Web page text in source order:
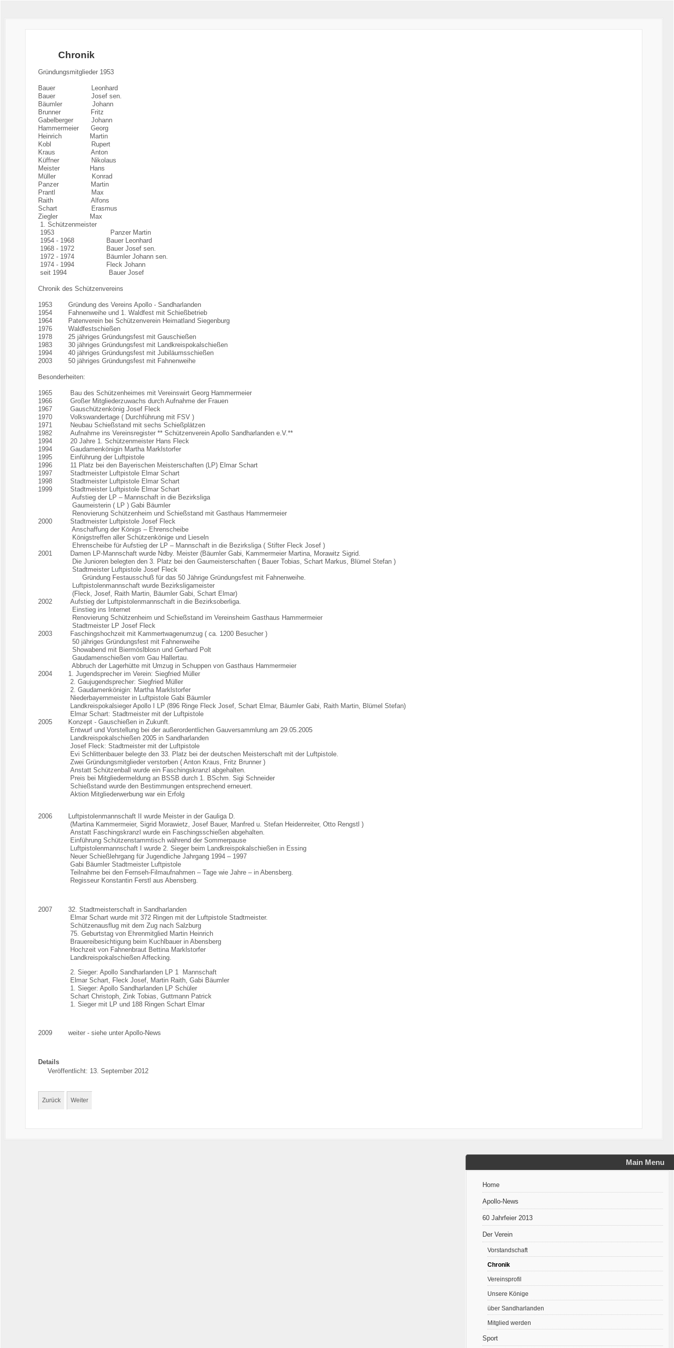
Chronik
Gründungsmitglieder 1953
Bauer Leonhard
Bauer Josef sen.
Bäumler Johann
Brunner Fritz
Gabelberger Johann
Hammermeier Georg
Heinrich Martin
Kobl Rupert
Kraus Anton
Küffner Nikolaus
Meister Hans
Müller Konrad
Panzer Martin
Prantl Max
Raith Alfons
Schart Erasmus
Ziegler Max
1. Schützenmeister
1953 Panzer Martin
1954 - 1968 Bauer Leonhard
1968 - 1972 Bauer Josef sen.
1972 - 1974 Bäumler Johann sen.
1974 - 1994 Fleck Johann
seit 1994 Bauer Josef
Chronik des Schützenvereins
1953 Gründung des Vereins Apollo - Sandharlanden
1954 Fahnenweihe und 1. Waldfest mit Schießbetrieb
1964 Patenverein bei Schützenverein Heimatland Siegenburg
1976 Waldfestschießen
1978 25 jähriges Gründungsfest mit Gauschießen
1983 30 jähriges Gründungsfest mit Landkreispokalschießen
1994 40 jähriges Gründungsfest mit Jubiläumsschießen
2003 50 jähriges Gründungsfest mit Fahnenweihe
Besonderheiten:
1965 Bau des Schützenheimes mit Vereinswirt Georg Hammermeier
1966 Großer Mitgliederzuwachs durch Aufnahme der Frauen
1967 Gauschützenkönig Josef Fleck
1970 Volkswandertage ( Durchführung mit FSV )
1971 Neubau Schießstand mit sechs Schießplätzen
1982 Aufnahme ins Vereinsregister ** Schützenverein Apollo Sandharlanden e.V.**
1994 20 Jahre 1. Schützenmeister Hans Fleck
1994 Gaudamenkönigin Martha Marklstorfer
1995 Einführung der Luftpistole
1996 11 Platz bei den Bayerischen Meisterschaften (LP) Elmar Schart
1997 Stadtmeister Luftpistole Elmar Schart
1998 Stadtmeister Luftpistole Elmar Schart
1999 Stadtmeister Luftpistole Elmar Schart
Aufstieg der LP – Mannschaft in die Bezirksliga
Gaumeisterin ( LP ) Gabi Bäumler
Renovierung Schützenheim und Schießstand mit Gasthaus Hammermeier
2000 Stadtmeister Luftpistole Josef Fleck
Anschaffung der Königs – Ehrenscheibe
Königstreffen aller Schützenkönige und Lieseln
Ehrenscheibe für Aufstieg der LP – Mannschaft in die Bezirksliga ( Stifter Fleck Josef )
2001 Damen LP-Mannschaft wurde Ndby. Meister (Bäumler Gabi, Kammermeier Martina, Morawitz Sigrid.
Die Junioren belegten den 3. Platz bei den Gaumeisterschaften ( Bauer Tobias, Schart Markus, Blümel Stefan )
Stadtmeister Luftpistole Josef Fleck
Gründung Festausschuß für das 50 Jährige Gründungsfest mit Fahnenweihe.
Luftpistolenmannschaft wurde Bezirksligameister
(Fleck, Josef, Raith Martin, Bäumler Gabi, Schart Elmar)
2002 Aufstieg der Luftpistolenmannschaft in die Bezirksoberliga.
Einstieg ins Internet
Renovierung Schützenheim und Schießstand im Vereinsheim Gasthaus Hammermeier
Stadtmeister LP Josef Fleck
2003 Faschingshochzeit mit Kammertwagenumzug ( ca. 1200 Besucher )
50 jähriges Gründungsfest mit Fahnenweihe
Showabend mit Biermöslblosn und Gerhard Polt
Gaudamenschießen vom Gau Hallertau.
Abbruch der Lagerhütte mit Umzug in Schuppen von Gasthaus Hammermeier
2004 1. Jugendsprecher im Verein: Siegfried Müller
2. Gaujugendsprecher: Siegfried Müller
2. Gaudamenkönigin: Martha Marklstorfer
Niederbayernmeister in Luftpistole Gabi Bäumler
Landkreispokalsieger Apollo I LP (896 Ringe Fleck Josef, Schart Elmar, Bäumler Gabi, Raith Martin, Blümel Stefan)
Elmar Schart: Stadtmeister mit der Luftpistole
2005 Konzept - Gauschießen in Zukunft.
Entwurf und Vorstellung bei der außerordentlichen Gauversammlung am 29.05.2005
Landkreispokalschießen 2005 in Sandharlanden
Josef Fleck: Stadtmeister mit der Luftpistole
Evi Schlittenbauer belegte den 33. Platz bei der deutschen Meisterschaft mit der Luftpistole.
Zwei Gründungsmitglieder verstorben ( Anton Kraus, Fritz Brunner )
Anstatt Schützenball wurde ein Faschingskranzl abgehalten.
Preis bei Mitgliedermeldung an BSSB durch 1. BSchm. Sigi Schneider
Schießstand wurde den Bestimmungen entsprechend erneuert.
Aktion Mitgliederwerbung war ein Erfolg
2006 Luftpistolenmannschaft II wurde Meister in der Gauliga D.
(Martina Kammermeier, Sigrid Morawietz, Josef Bauer, Manfred u. Stefan Heidenreiter, Otto Rengstl )
Anstatt Faschingskranzl wurde ein Faschingsschießen abgehalten.
Einführung Schützenstammtisch während der Sommerpause
Luftpistolenmannschaft I wurde 2. Sieger beim Landkreispokalschießen in Essing
Neuer Schießlehrgang für Jugendliche Jahrgang 1994 – 1997
Gabi Bäumler Stadtmeister Luftpistole
Teilnahme bei den Fernseh-Filmaufnahmen – Tage wie Jahre – in Abensberg.
Regisseur Konstantin Ferstl aus Abensberg.
2007 32. Stadtmeisterschaft in Sandharlanden
Elmar Schart wurde mit 372 Ringen mit der Luftpistole Stadtmeister.
Schützenausflug mit dem Zug nach Salzburg
75. Geburtstag von Ehrenmitglied Martin Heinrich
Brauereibesichtigung beim Kuchlbauer in Abensberg
Hochzeit von Fahnenbraut Bettina Marklstorfer
Landkreispokalschießen Affecking.
2. Sieger: Apollo Sandharlanden LP 1 Mannschaft
Elmar Schart, Fleck Josef, Martin Raith, Gabi Bäumler
1. Sieger: Apollo Sandharlanden LP Schüler
Schart Christoph, Zink Tobias, Guttmann Patrick
1. Sieger mit LP und 188 Ringen Schart Elmar
2009 weiter - siehe unter Apollo-News
Details
Veröffentlicht: 13. September 2012
Zurück Weiter
Main Menu
Home
Apollo-News
60 Jahrfeier 2013
Der Verein
Vorstandschaft
Chronik
Vereinsprofil
Unsere Könige
über Sandharlanden
Mitglied werden
Sport